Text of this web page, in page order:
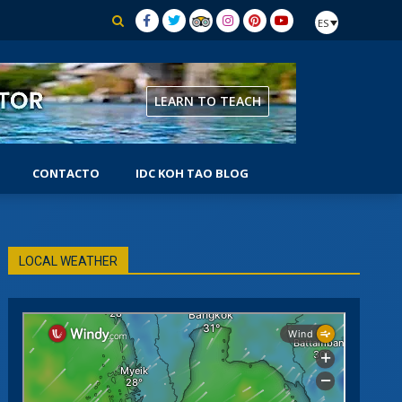
ES
LEARN TO TEACH
SPECIALTY
CONTACTO IDC KOH TAO BLOG
LOCAL WEATHER